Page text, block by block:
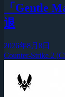
「Gentle
退
2026年8月8日
Counter-Strike 2